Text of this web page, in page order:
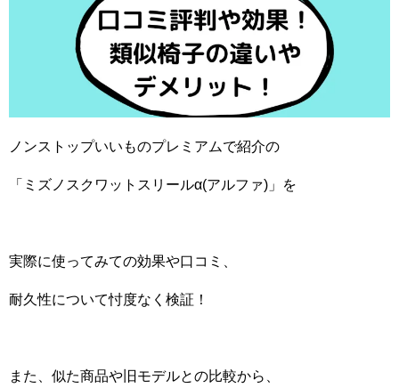
ノンストップいいものプレミアムで紹介の
「ミズノスクワットスリールα(アルファ)」を
実際に使ってみての効果や口コミ、
耐久性について忖度なく検証！
また、似た商品や旧モデルとの比較から、